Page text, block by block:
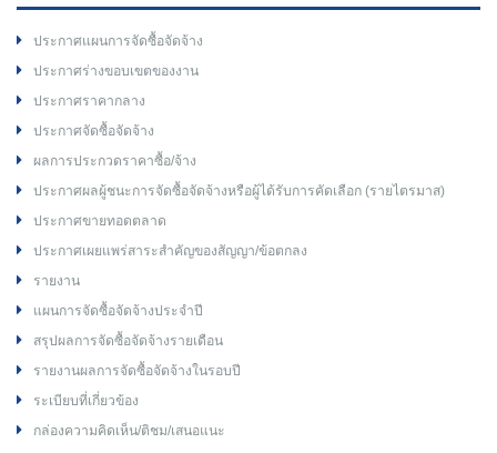
ประกาศแผนการจัดซื้อจัดจ้าง
ประกาศร่างขอบเขตของงาน
ประกาศราคากลาง
ประกาศจัดซื้อจัดจ้าง
ผลการประกวดราคาซื้อ/จ้าง
ประกาศผลผู้ชนะการจัดซื้อจัดจ้างหรือผู้ได้รับการคัดเลือก (รายไตรมาส)
ประกาศขายทอดตลาด
ประกาศเผยแพร่สาระสำคัญของสัญญา/ข้อตกลง
รายงาน
แผนการจัดซื้อจัดจ้างประจำปี
สรุปผลการจัดซื้อจัดจ้างรายเดือน
รายงานผลการจัดซื้อจัดจ้างในรอบปี
ระเบียบที่เกี่ยวข้อง
กล่องความคิดเห็น/ติชม/เสนอแนะ